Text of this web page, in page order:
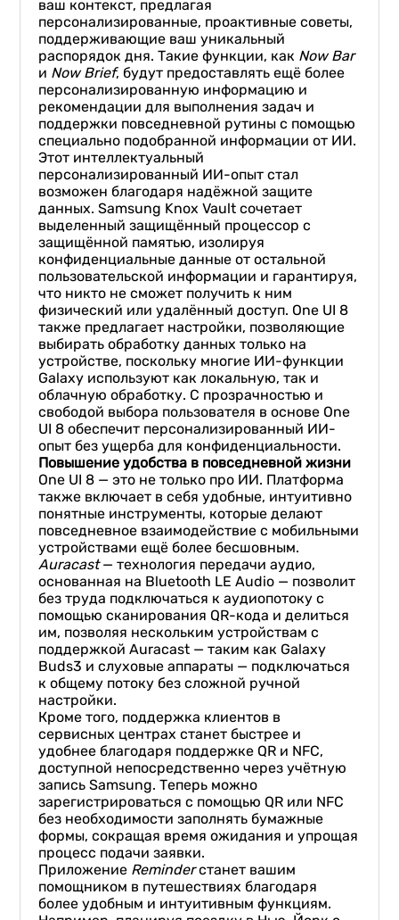
ваш контекст, предлагая
персонализированные, проактивные советы,
поддерживающие ваш уникальный
распорядок дня. Такие функции, как Now Bar
и Now Brief, будут предоставлять ещё более
персонализированную информацию и
рекомендации для выполнения задач и
поддержки повседневной рутины с помощью
специально подобранной информации от ИИ.
Этот интеллектуальный
персонализированный ИИ-опыт стал
возможен благодаря надёжной защите
данных. Samsung Knox Vault сочетает
выделенный защищённый процессор с
защищённой памятью, изолируя
конфиденциальные данные от остальной
пользовательской информации и гарантируя,
что никто не сможет получить к ним
физический или удалённый доступ. One UI 8
также предлагает настройки, позволяющие
выбирать обработку данных только на
устройстве, поскольку многие ИИ-функции
Galaxy используют как локальную, так и
облачную обработку. С прозрачностью и
свободой выбора пользователя в основе One
UI 8 обеспечит персонализированный ИИ-
опыт без ущерба для конфиденциальности.
Повышение удобства в повседневной жизни
One UI 8 — это не только про ИИ. Платформа
также включает в себя удобные, интуитивно
понятные инструменты, которые делают
повседневное взаимодействие с мобильными
устройствами ещё более бесшовным.
Auracast— технология передачи аудио,
основанная на Bluetooth LE Audio — позволит
без труда подключаться к аудиопотоку с
помощью сканирования QR-кода и делиться
им, позволяя нескольким устройствам с
поддержкой Auracast — таким как Galaxy
Buds3 и слуховые аппараты — подключаться
к общему потоку без сложной ручной
настройки.
Кроме того, поддержка клиентов в
сервисных центрах станет быстрее и
удобнее благодаря поддержке QR и NFC,
доступной непосредственно через учётную
запись Samsung. Теперь можно
зарегистрироваться с помощью QR или NFC
без необходимости заполнять бумажные
формы, сокращая время ожидания и упрощая
процесс подачи заявки.
Приложение Reminderстанет вашим
помощником в путешествиях благодаря
более удобным и интуитивным функциям.